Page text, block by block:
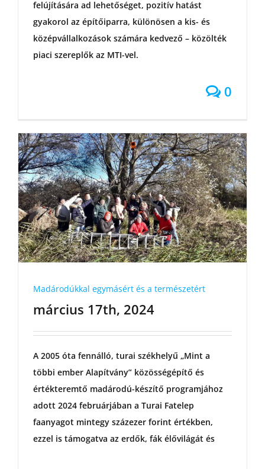
felújítására ad lehetőséget, pozitív hatást
gyakorol az építőiparra, különösen a kis- és
középvállalkozások számára kedvező – közölték
piaci szereplők az MTI-vel.
0
Madárodúkkal egymásért és a természetért
március 17th, 2024
A 2005 óta fennálló, turai székhelyű „Mint a
többi ember Alapítvány” közösségépítő és
értékteremtő madárodú-készítő programjához
adott 2024 februárjában a Turai Fatelep
faanyagot mintegy százezer forint értékben,
ezzel is támogatva az erdők, fák élővilágát és